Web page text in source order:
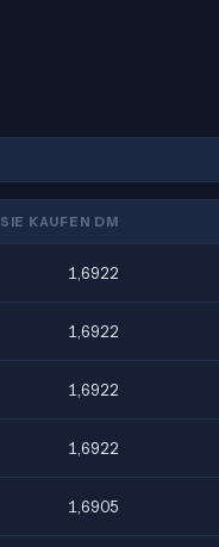
SIE KAUFEN DM
1,6922
1,6922
1,6922
1,6922
1,6905